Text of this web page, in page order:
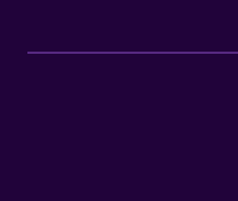
Gratis WiFi